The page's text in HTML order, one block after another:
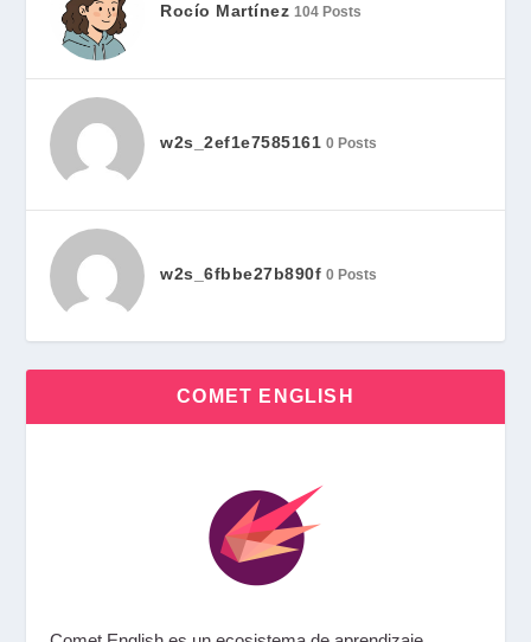
Rocío Martínez 104 Posts
w2s_2ef1e7585161 0 Posts
w2s_6fbbe27b890f 0 Posts
COMET ENGLISH